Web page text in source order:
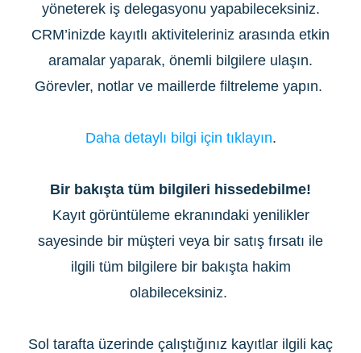
yöneterek iş delegasyonu yapabileceksiniz.
CRM’inizde kayıtlı aktiviteleriniz arasında etkin
aramalar yaparak, önemli bilgilere ulaşın.
Görevler, notlar ve maillerde filtreleme yapın.
Daha detaylı bilgi için tıklayın.
Bir bakışta tüm bilgileri hissedebilme!
Kayıt görüntüleme ekranındaki yenilikler
sayesinde bir müşteri veya bir satış fırsatı ile
ilgili tüm bilgilere bir bakışta hakim
olabileceksiniz.
Sol tarafta üzerinde çalıştığınız kayıtlar ilgili kaç